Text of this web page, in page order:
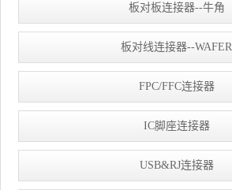
板对板连接器--牛角
板对线连接器--WAFER
FPC/FFC连接器
IC脚座连接器
USB&RJ连接器